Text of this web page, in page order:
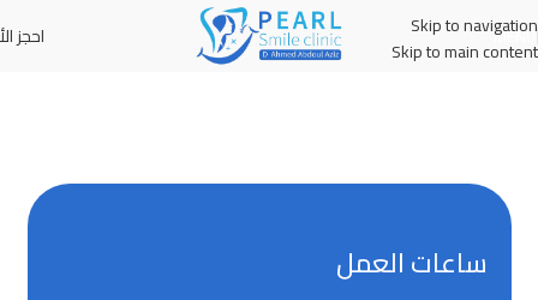
Skip to navigation
Skip to main content
MENU احجز
ساعات العمل